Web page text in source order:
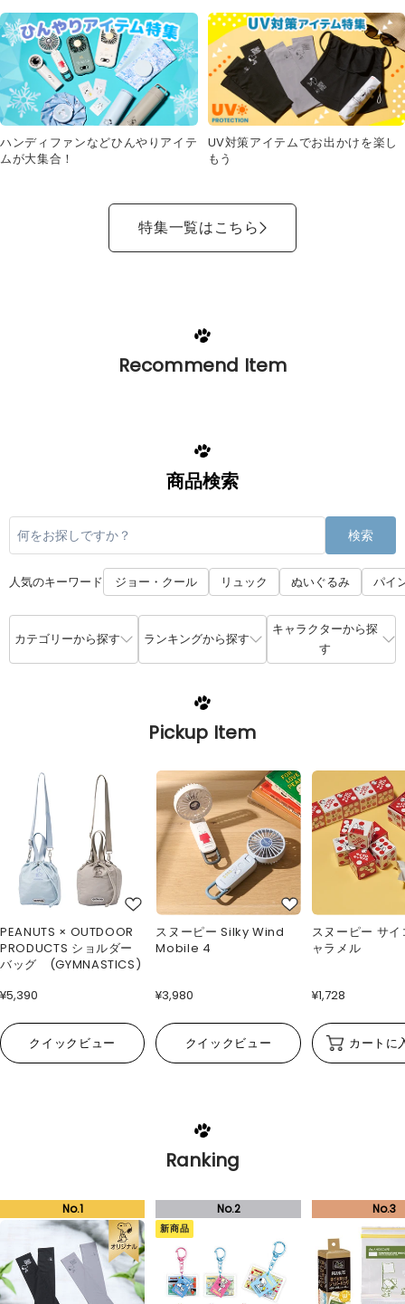
ハンディファンなどひんやりアイテ
ムが大集合！
UV対策アイテムでお出かけを楽し
もう
特集一覧はこちら
Recommend Item
商品検索
検索
人気のキーワード ジョー・クール リュック ぬいぐるみ パイ
カテゴリーから探す ランキングから探す
キャラクターから探
す
Pickup Item
PEANUTS × OUTDOOR
PRODUCTS ショルダー
バッグ (GYMNASTICS)
¥5,390
クイックビュー
スヌーピー Silky Wind
Mobile 4
¥3,980
クイックビュー
スヌーピー サ
ャラメル
¥1,728
カートに
Ranking
新商品